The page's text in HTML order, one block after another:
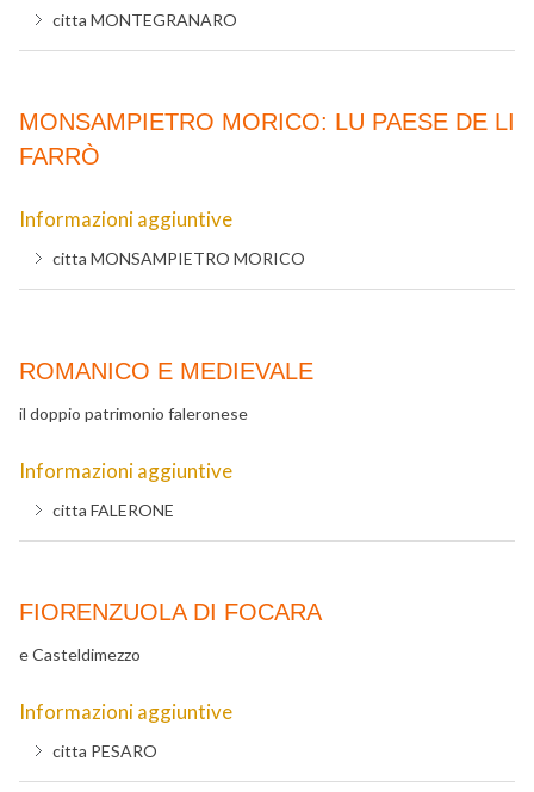
citta MONTEGRANARO
MONSAMPIETRO MORICO: LU PAESE DE LI
FARRÒ
Informazioni aggiuntive
citta MONSAMPIETRO MORICO
ROMANICO E MEDIEVALE
il doppio patrimonio faleronese
Informazioni aggiuntive
citta FALERONE
FIORENZUOLA DI FOCARA
e Casteldimezzo
Informazioni aggiuntive
citta PESARO